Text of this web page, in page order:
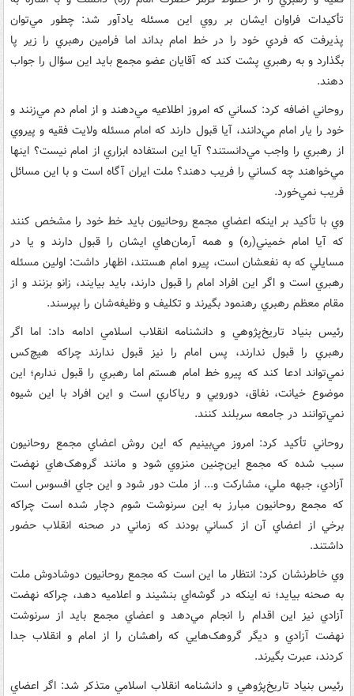
تأکيدات فراوان ايشان ‌بر روي اين مسئله يادآور شد: ‌چطور مي‌توان
پذيرفت که فردي خود را در خط امام بداند اما فرامين رهبري را زير پا
بگذارد و به رهبري پشت کند که آقايان عضو مجمع بايد اين سؤال را ‌جواب
دهند.
روحاني اضافه کرد: کساني که امروز اطلاعيه مي‌دهند و از امام دم مي‌زنند و
خود را يار امام مي‌دانند، آيا ‌قبول دارند که امام مسئله ولايت فقيه و پيروي
از رهبري را واجب مي‌دانستند؟ آيا اين استفاده ابزاري از امام نيست؟ اينها
مي‌خواهند چه کساني را فريب دهند؟ ملت ايران آگاه است و با اين مسائل
فريب نمي‌خورد.
وي با تأکيد بر اينکه اعضاي مجمع روحانيون بايد خط خود را مشخص کنند
که آيا امام خميني(ره) و همه آرمان‌هاي ايشان را قبول دارند و يا در
مسايلي که به نفعشان است، پيرو امام هستند، اظهار داشت: اولين مسئله
رهبري است و اگر اين افراد امام را قبول دارند، ‌بايد بيايند، زانو بزنند و از
مقام معظم رهبري رهنمود بگيرند و تکليف و وظيفه‌شان را بپرسند.
‌رئيس بنياد تاريخ‌پژوهي و دانشنامه انقلاب اسلامي ادامه داد: اما اگر
رهبري را قبول ندارند، پس امام را نيز قبول ندارند چراکه هيچ‌کس
نمي‌تواند ادعا کند که پيرو خط امام هستم اما رهبري را قبول ندارم؛ اين
موضوع خيانت، نفاق، دورويي و رياکاري است و اين افراد ‌با اين شيوه
نمي‌توانند در جامعه سر‌بلند کنند.
روحاني تأکيد کرد: امروز مي‌بينيم که اين روش اعضاي مجمع روحانيون
سبب شده که مجمع اين‌چنين منزوي شود و مانند گروهک‌هاي نهضت
آزادي، جبهه ملي، مشارکت‌ و... از ملت دور شود‌ و اين جاي افسوس است
که مجمع روحانيون مبارز به اين سرنوشت شوم دچار شده است چراکه
برخي از اعضاي آن از کساني بودند که زماني در صحنه انقلاب حضور
داشتند.
وي خاطرنشان کرد: انتظار ما اين است که مجمع روحانيون دوشادوش ملت
به صحنه بيايد؛ نه اينکه در گوشه‌اي بنشيند و اعلاميه دهد، چراکه نهضت
آزادي نيز اين اقدام را انجام مي‌دهد و اعضاي مجمع ‌بايد از سرنوشت
نهضت آزادي و ديگر گروهک‌هايي که راهشان را از امام و انقلاب جدا
کردند، عبرت بگيرند.
رئيس بنياد تاريخ‌پژوهي و دانشنامه انقلاب اسلامي متذکر شد: اگر اعضاي